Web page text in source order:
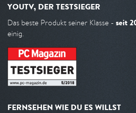
YOUTV, DER TESTSIEGER
Das beste Produkt seiner Klasse - seit
einig.
FERNSEHEN WIE DU ES WILLST